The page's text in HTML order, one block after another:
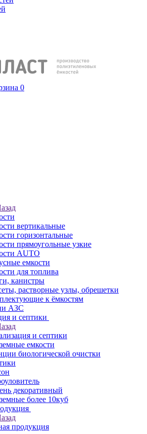
0
вертикальные
горизонтальные
прямоугольные узкие
АUТО
емкости
для топлива
канистры
растворные узлы, обрешетки
к ёмкостям
АЗС
и септики
и септики
емкости
биологической очистки
декоративный
более 10куб
продукция